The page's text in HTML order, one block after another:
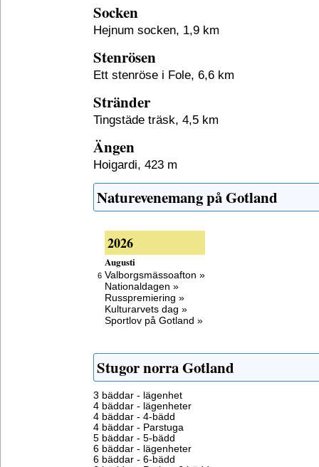
Socken
Hejnum socken, 1,9 km
Stenrösen
Ett stenröse i Fole, 6,6 km
Stränder
Tingstäde träsk, 4,5 km
Ängen
Hoigardi, 423 m
Naturevenemang på Gotland
2026
Augusti
6 Valborgsmässoafton »
Nationaldagen »
Russpremiering »
Kulturarvets dag »
Sportlov på Gotland »
Stugor norra Gotland
3 bäddar - lägenhet
4 bäddar - lägenheter
4 bäddar - 4-bädd
4 bäddar - Parstuga
5 bäddar - 5-bädd
6 bäddar - lägenheter
6 bäddar - 6-bädd